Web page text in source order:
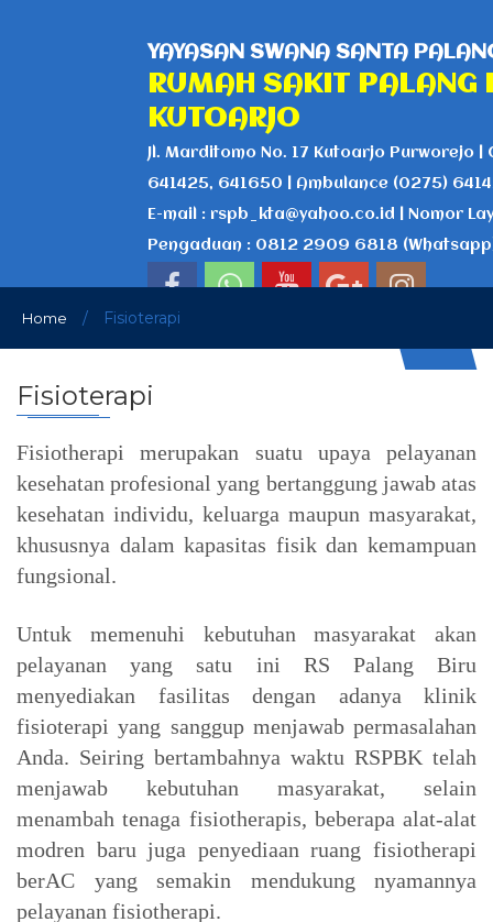
YAYASAN SWANA SANTA
RUMAH SAKIT PALANG
KUTOARJO
Jl. Marditomo No. 17 Kutoarjo Purworejo |
641425, 641650 | Ambulance (0275)
E-mail : rspb_kta@yahoo.co.id | Nomor
Pengaduan : 0812 2909 6818
Home / Fisioterapi
Fisioterapi
Fisiotherapi merupakan suatu upaya pelayanan
kesehatan profesional yang bertanggung jawab atas
kesehatan individu, keluarga maupun masyarakat,
khususnya dalam kapasitas fisik dan kemampuan
fungsional.
Untuk memenuhi kebutuhan masyarakat akan
pelayanan yang satu ini RS Palang Biru
menyediakan fasilitas dengan adanya klinik
fisioterapi yang sanggup menjawab permasalahan
Anda. Seiring bertambahnya waktu RSPBK telah
menjawab kebutuhan masyarakat, selain
menambah tenaga fisiotherapis, beberapa alat-alat
modren baru juga penyediaan ruang fisiotherapi
berAC yang semakin mendukung nyamannya
pelayanan fisiotherapi.